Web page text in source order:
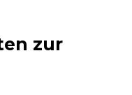
zur